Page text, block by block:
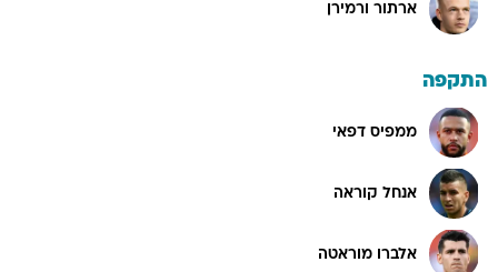
ארתור ורמירן
התקפה
ממפיס דפאי
אנחל קוראה
אלברו מוראטה